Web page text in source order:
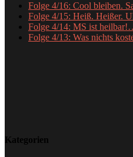
Folge 4/16: Cool bleiben.
Folge 4/15: Heiß. Heißer.
Folge 4/14: MS ist
Folge 4/13: Was nichts
Kategorien